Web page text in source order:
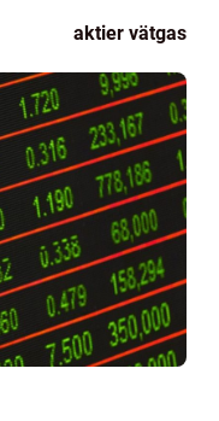
aktier vätgas